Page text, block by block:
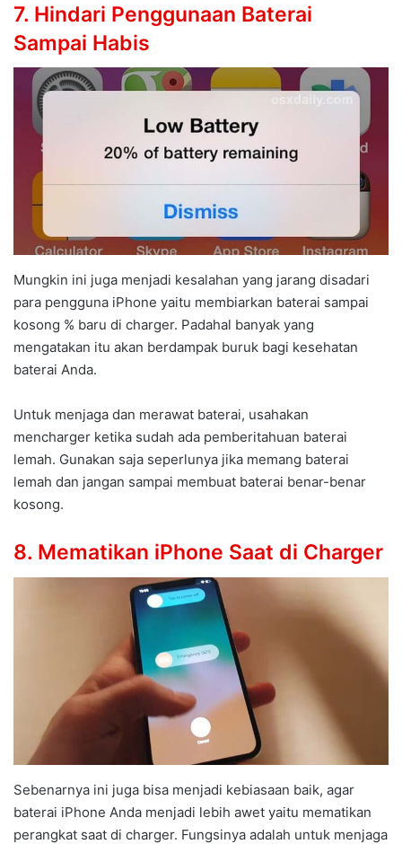
7. Hindari Penggunaan Baterai
Sampai Habis
Mungkin ini juga menjadi kesalahan yang jarang disadari
para pengguna iPhone yaitu membiarkan baterai sampai
kosong % baru di charger. Padahal banyak yang
mengatakan itu akan berdampak buruk bagi kesehatan
baterai Anda.
Untuk menjaga dan merawat baterai, usahakan
mencharger ketika sudah ada pemberitahuan baterai
lemah. Gunakan saja seperlunya jika memang baterai
lemah dan jangan sampai membuat baterai benar-benar
kosong.
8. Mematikan iPhone Saat di Charger
Sebenarnya ini juga bisa menjadi kebiasaan baik, agar
baterai iPhone Anda menjadi lebih awet yaitu mematikan
perangkat saat di charger. Fungsinya adalah untuk menjaga